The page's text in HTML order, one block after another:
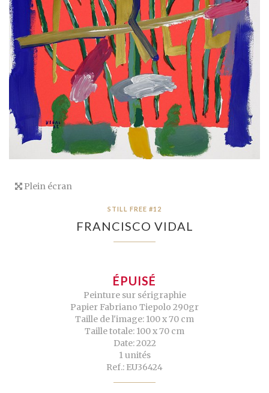
Plein écran
STILL FREE #12
FRANCISCO VIDAL
ÉPUISÉ
Peinture sur sérigraphie
Papier Fabriano Tiepolo 290gr
Taille de l'image: 100 x 70 cm
Taille totale: 100 x 70 cm
Date: 2022
1 unités
Ref.: EU36424